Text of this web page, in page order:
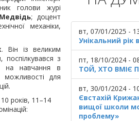
голови журі
; доцент
механіки,
. Він із великим
з
на навчання в
можливості для
років, 11–14
вт, 07/01/2025 -
Унікальний рік
пт, 18/10/2024 -
ТОЙ, ХТО ВМІЄ
вт, 30/01/2024 -
Євстахій
вищої школи
проблему»